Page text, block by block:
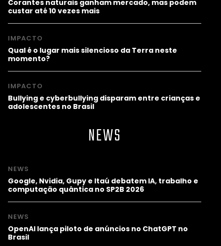
Corantes naturais ganham mercado, mas podem
custar até 10 vezes mais
IMPACTO
Qual é o lugar mais silencioso da Terra neste
momento?
IMPACTO
Bullying e cyberbullying disparam entre crianças e
adolescentes no Brasil
NEWS
NEWS
Google, Nvidia, Gupy e Itaú debatem IA, trabalho e
computação quântica no SP2B 2026
NEWS
OpenAI lança piloto de anúncios no ChatGPT no
Brasil